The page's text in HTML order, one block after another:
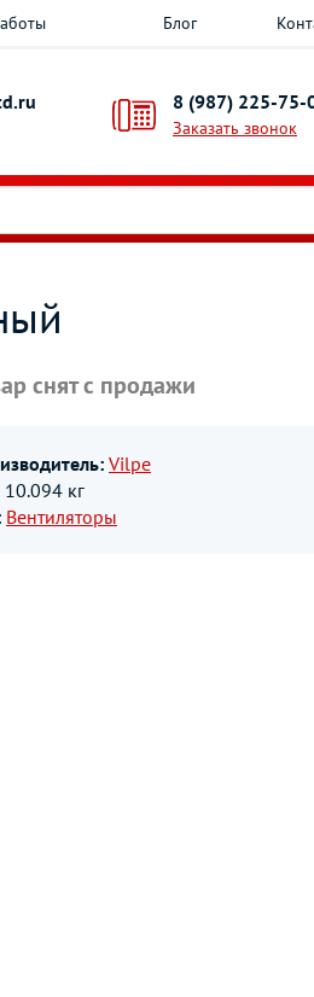
Блог
8 (987) 225-75-
Заказать звонок
снят с продажи
Vilpe
10.094 кг
Вентиляторы